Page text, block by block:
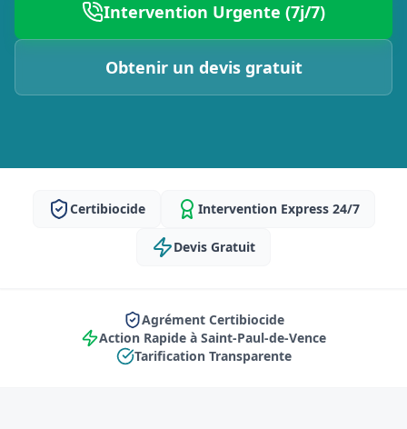
Intervention Urgente (7j/7)
Obtenir un devis gratuit
Certibiocide Intervention Express 24/7
Devis Gratuit
Agrément Certibiocide
Action Rapide à Saint-Paul-de-Vence
Tarification Transparente